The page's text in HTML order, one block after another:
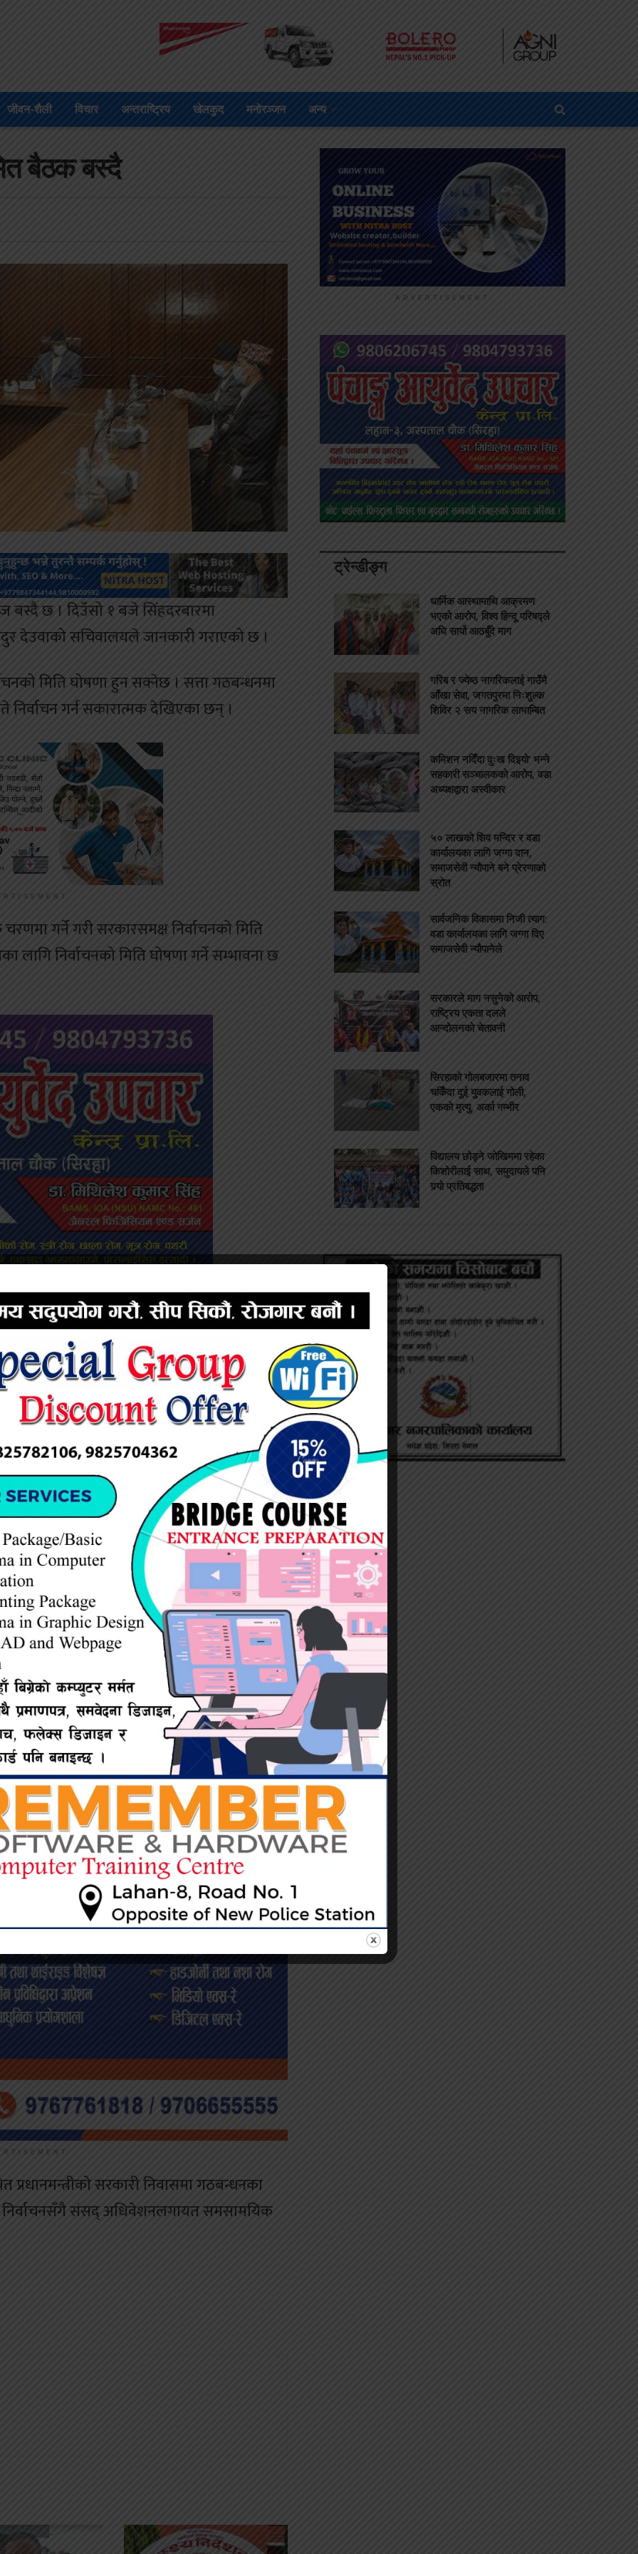
जीवन-शैली विचार अन्तराष्ट्रिय खेलकुद मनोरञ्जन अन्य
बैठक बस्दै
बस्दै छ । दिउँसो १ बजे सिंहदरबारमा
देउवाको सचिवालयले जानकारी गराएको छ ।
मिति घोषणा हुन सक्नेछ । सत्ता गठबन्धनमा
गर्न सकारात्मक देखिएका छन् ।
गर्ने गरी सरकारसमक्ष निर्वाचनको मिति
निर्वाचनको मिति घोषणा गर्ने सम्भावना छ
सरकारी निवासमा गठबन्धनका
संसद् अधिवेशनलगायत समसामयिक
ADVERTISEMENT
ट्रेन्डीङ्ग
धार्मिक आस्थामाथि आक्रमण
भएको आरोप, विश्व हिन्दू परिषद्ले
अघि सार्यो आठबुँदे माग
गरिब र ज्येष्ठ नागरिकलाई गाउँमै
आँखा सेवा, जगतपुरमा निःशुल्क
शिविर २ सय नागरिक लाभाम्बित
कमिशन नदिँदा दुःख दिइयो’ भन्ने
सहकारी सञ्चालकको आरोप, वडा
अध्यक्षद्वारा अस्वीकार
५० लाखको शिव मन्दिर र वडा
कार्यालयका लागि जग्गा दान,
समाजसेवी न्यौपाने बने प्रेरणाको
स्रोत
सार्वजनिक विकासमा निजी त्याग:
वडा कार्यालयका लागि जग्गा दिए
समाजसेवी न्यौपानेले
सरकारले माग नसुनेको आरोप,
राष्ट्रिय एकता दलले
आन्दोलनको चेतावनी
सिरहाको गोलबजारमा तनाव
चर्किँदा दुई युवकलाई गोली,
एकको मृत्यु, अर्का गम्भीर
विद्यालय छोड्ने जोखिममा रहेका
किशोरीलाई साथ, समुदायले पनि
गर्‍यो प्रतिबद्धता